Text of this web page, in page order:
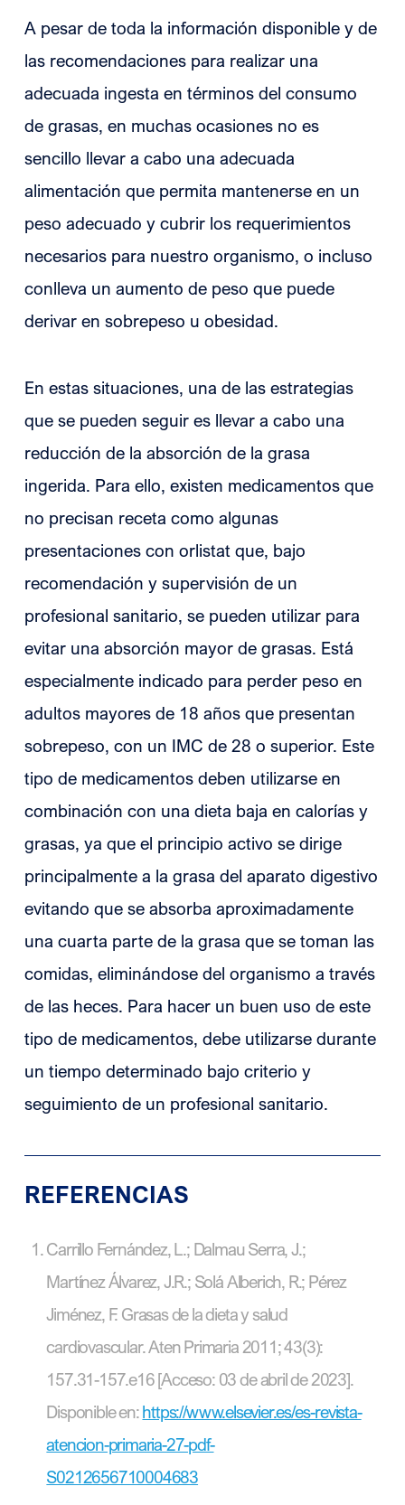
A pesar de toda la información disponible y de
las recomendaciones para realizar una
adecuada ingesta en términos del consumo
de grasas, en muchas ocasiones no es
sencillo llevar a cabo una adecuada
alimentación que permita mantenerse en un
peso adecuado y cubrir los requerimientos
necesarios para nuestro organismo, o incluso
conlleva un aumento de peso que puede
derivar en sobrepeso u obesidad.
En estas situaciones, una de las estrategias
que se pueden seguir es llevar a cabo una
reducción de la absorción de la grasa
ingerida. Para ello, existen medicamentos que
no precisan receta como algunas
presentaciones con orlistat que, bajo
recomendación y supervisión de un
profesional sanitario, se pueden utilizar para
evitar una absorción mayor de grasas. Está
especialmente indicado para perder peso en
adultos mayores de 18 años que presentan
sobrepeso, con un IMC de 28 o superior. Este
tipo de medicamentos deben utilizarse en
combinación con una dieta baja en calorías y
grasas, ya que el principio activo se dirige
principalmente a la grasa del aparato digestivo
evitando que se absorba aproximadamente
una cuarta parte de la grasa que se toman las
comidas, eliminándose del organismo a través
de las heces. Para hacer un buen uso de este
tipo de medicamentos, debe utilizarse durante
un tiempo determinado bajo criterio y
seguimiento de un profesional sanitario.
REFERENCIAS
Carrillo Fernández, L.; Dalmau Serra, J.;
Martínez Álvarez, J.R.; Solá Alberich, R.; Pérez
Jiménez, F. Grasas de la dieta y salud
cardiovascular. Aten Primaria 2011; 43(3):
157.31-157.e16 [Acceso: 03 de abril de 2023].
Disponible en:https://www.elsevier.es/es-revista-
atencion-primaria-27-pdf-
S0212656710004683